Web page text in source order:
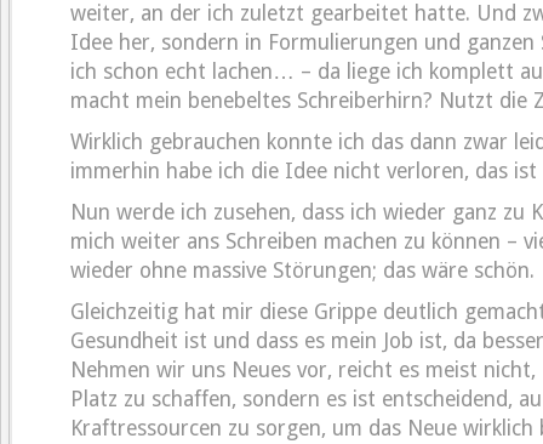
weiter, an der ich zuletzt gearbeitet hatte. Und
Idee her, sondern in Formulierungen und ganzen
ich schon echt lachen… – da liege ich komplett
macht mein benebeltes Schreiberhirn? Nutzt
Wirklich gebrauchen konnte ich das dann zwar
immerhin habe ich die Idee nicht verloren, das
Nun werde ich zusehen, dass ich wieder ganz zu
mich weiter ans Schreiben machen zu können –
wieder ohne massive Störungen; das wäre schön.
Gleichzeitig hat mir diese Grippe deutlich
Gesundheit ist und dass es mein Job ist, da
Nehmen wir uns Neues vor, reicht es meist
Platz zu schaffen, sondern es ist entscheidend,
Kraftressourcen zu sorgen, um das Neue wirklich